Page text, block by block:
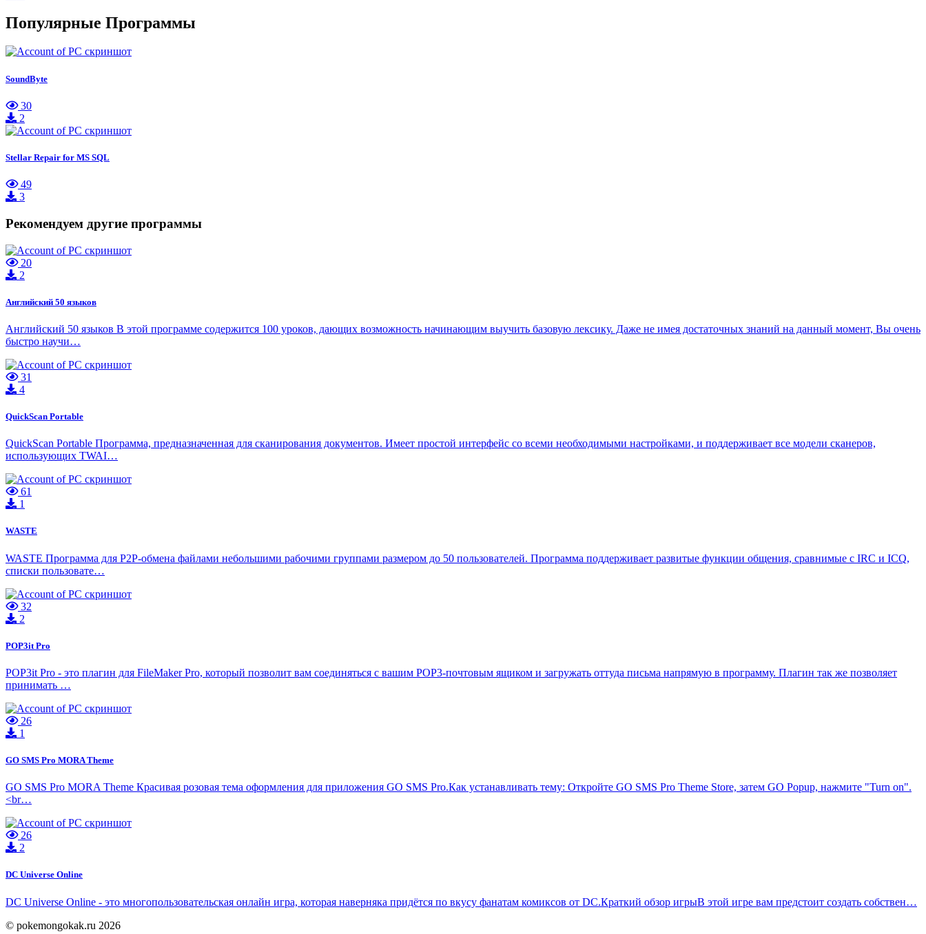
Популярные Программы
SoundByte
30
2
Stellar Repair for MS SQL
49
3
Рекомендуем другие программы
20
2
Английский 50 языков
Английский 50 языков В этой программе содержится 100 уроков, дающих возможность начинающим выучить базовую лексику. Даже не имея достаточных знаний на данный момент, Вы очень
быстро научи…
31
4
QuickScan Portable
QuickScan Portable Программа, предназначенная для сканирования документов. Имеет простой интерфейс со всеми необходимыми настройками, и поддерживает все модели сканеров,
использующих TWAI…
61
1
WASTE
WASTE Программа для P2P-обмена файлами небольшими рабочими группами размером до 50 пользователей. Программа поддерживает развитые функции общения, сравнимые с IRC и ICQ,
списки пользовате…
32
2
POP3it Pro
POP3it Pro - это плагин для FileMaker Pro, который позволит вам соединяться с вашим POP3-почтовым ящиком и загружать оттуда письма напрямую в программу. Плагин так же позволяет
принимать …
26
1
GO SMS Pro MORA Theme
GO SMS Pro MORA Theme Красивая розовая тема оформления для приложения GO SMS Pro.Как устанавливать тему: Откройте GO SMS Pro Theme Store, затем GO Popup, нажмите "Turn on".
<br…
26
2
DC Universe Online
DC Universe Online - это многопользовательская онлайн игра, которая наверняка придётся по вкусу фанатам комиксов от DC.Краткий обзор игрыВ этой игре вам предстоит создать собствен…
© pokemongokak.ru 2026